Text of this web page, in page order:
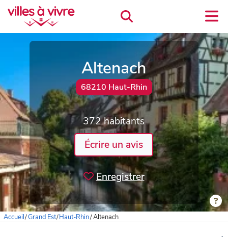
Altenach
68210 Haut-Rhin
372 habitants
Écrire un avis
Enregistrer
Accueil/Grand Est/Haut-Rhin/Altenach